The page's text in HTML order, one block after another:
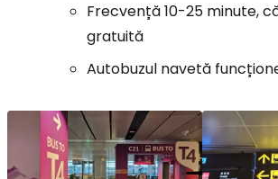
Frecvență 10-25 minute,
gratuită
Autobuzul navetă